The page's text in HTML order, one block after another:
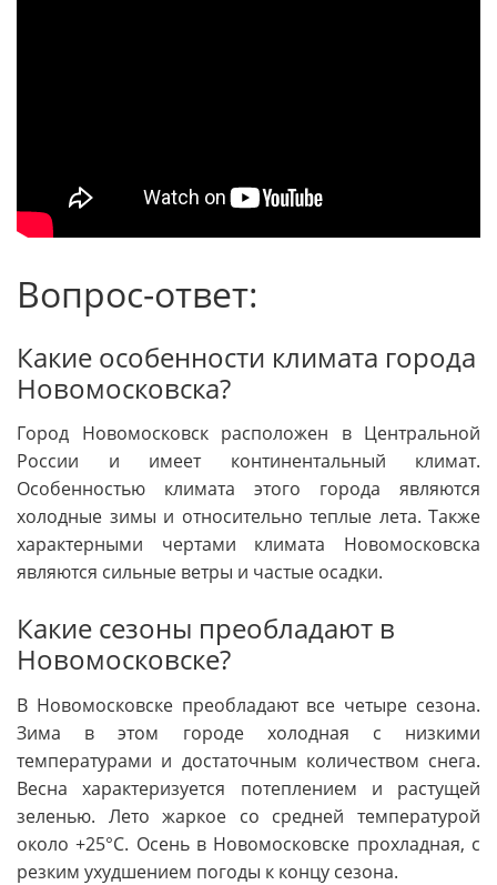
Вопрос-ответ:
Какие особенности климата города
Новомосковска?
Город Новомосковск расположен в Центральной
России и имеет континентальный климат.
Особенностью климата этого города являются
холодные зимы и относительно теплые лета. Также
характерными чертами климата Новомосковска
являются сильные ветры и частые осадки.
Какие сезоны преобладают в
Новомосковске?
В Новомосковске преобладают все четыре сезона.
Зима в этом городе холодная с низкими
температурами и достаточным количеством снега.
Весна характеризуется потеплением и растущей
зеленью. Лето жаркое со средней температурой
около +25°C. Осень в Новомосковске прохладная, с
резким ухудшением погоды к концу сезона.